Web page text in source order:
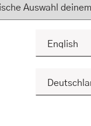
Auswahl